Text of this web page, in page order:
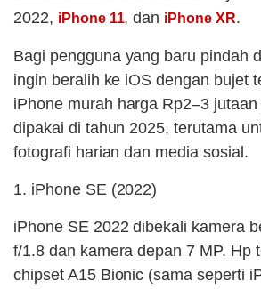
2022, iPhone 11, dan iPhone XR.
Bagi pengguna yang baru pindah
ingin beralih ke iOS dengan bujet
iPhone murah harga Rp2–3
dipakai di tahun 2025, terutama
fotografi harian dan media sosial.
1. iPhone SE (2022)
iPhone SE 2022 dibekali kamera
f/1.8 dan kamera depan 7 MP. Hp
chipset A15 Bionic (sama seperti